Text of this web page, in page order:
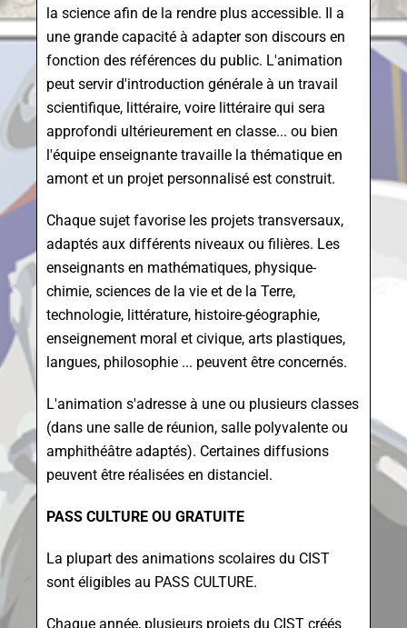
la science afin de la rendre plus accessible. Il a
une grande capacité à adapter son discours en
fonction des références du public. L'animation
peut servir d'introduction générale à un travail
scientifique, littéraire, voire littéraire qui sera
approfondi ultérieurement en classe... ou bien
l'équipe enseignante travaille la thématique en
amont et un projet personnalisé est construit.
Chaque sujet favorise les projets transversaux,
adaptés aux différents niveaux ou filières. Les
enseignants en mathématiques, physique-
chimie, sciences de la vie et de la Terre,
technologie, littérature, histoire-géographie,
enseignement moral et civique, arts plastiques,
langues, philosophie ... peuvent être concernés.
L'animation s'adresse à une ou plusieurs classes
(dans une salle de réunion, salle polyvalente ou
amphithéâtre adaptés). Certaines diffusions
peuvent être réalisées en distanciel.
PASS CULTURE OU GRATUITE
La plupart des animations scolaires du CIST
sont éligibles au PASS CULTURE.
Chaque année, plusieurs projets du CIST créés